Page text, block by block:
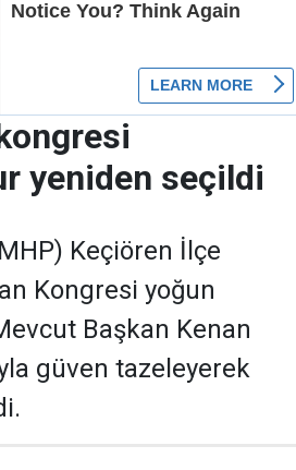
yeniden seçildi
Keçiören İlçe
Kongresi yoğun
Başkan Kenan
güven tazeleyerek